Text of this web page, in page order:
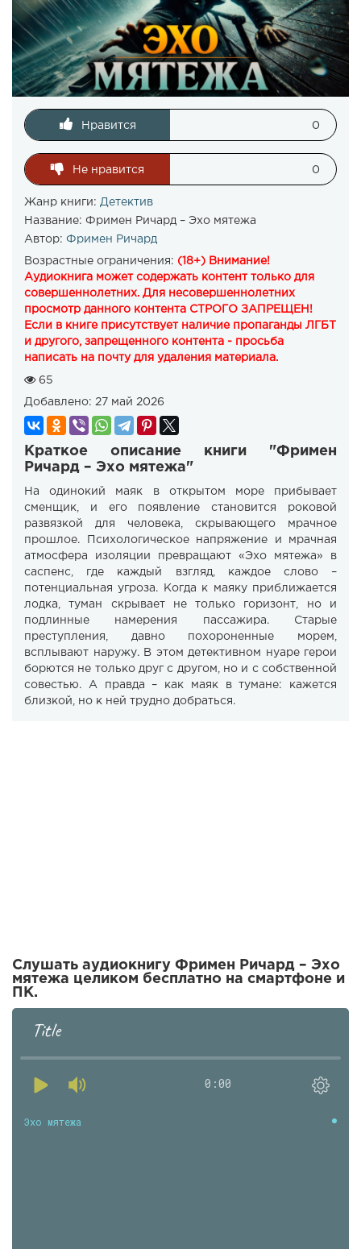
Нравится 0
Не нравится 0
Жанр книги: Детектив
Название: Фримен Ричард – Эхо мятежа
Автор: Фримен Ричард
Возрастные ограничения: (18+) Внимание!
Аудиокнига может содержать контент только для
совершеннолетних. Для несовершеннолетних
просмотр данного контента СТРОГО ЗАПРЕЩЕН!
Если в книге присутствует наличие пропаганды ЛГБТ
и другого, запрещенного контента - просьба
написать на почту для удаления материала.
65
Добавлено: 27 май 2026
Краткое описание книги "Фримен
Ричард – Эхо мятежа"
На одинокий маяк в открытом море прибывает
сменщик, и его появление становится роковой
развязкой для человека, скрывающего мрачное
прошлое. Психологическое напряжение и мрачная
атмосфера изоляции превращают «Эхо мятежа» в
саспенс, где каждый взгляд, каждое слово –
потенциальная угроза. Когда к маяку приближается
лодка, туман скрывает не только горизонт, но и
подлинные намерения пассажира. Старые
преступления, давно похороненные морем,
всплывают наружу. В этом детективном нуаре герои
борются не только друг с другом, но и с собственной
совестью. А правда – как маяк в тумане: кажется
близкой, но к ней трудно добраться.
Слушать аудиокнигу Фримен Ричард – Эхо
мятежа целиком бесплатно на смартфоне и
ПК.
Title
0:00
Эхо мятежа